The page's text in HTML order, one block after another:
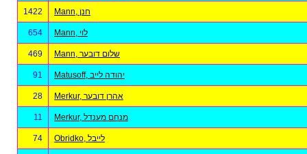
1422 Mann, חנן
654 Mann, לוי
469 Mann, שלום דובער
91 Matusoff, יהודה לייב
28 Merkur, אהרן דובער
11 Merkur, מנחם מענדל
74 Obridko, לייבל